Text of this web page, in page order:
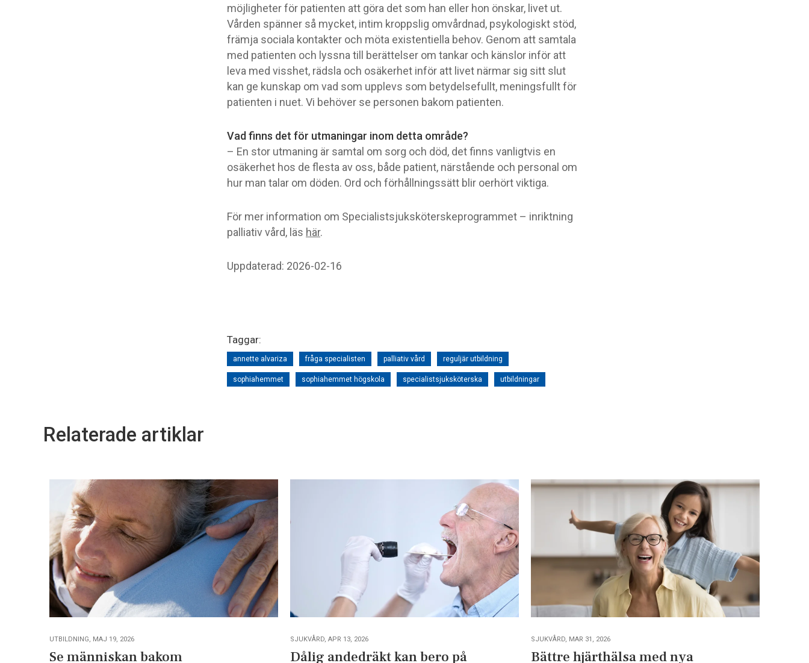
möjligheter för patienten att göra det som han eller hon önskar, livet ut.
Vården spänner så mycket, intim kroppslig omvårdnad, psykologiskt stöd,
främja sociala kontakter och möta existentiella behov. Genom att samtala
med patienten och lyssna till berättelser om tankar och känslor inför att
leva med visshet, rädsla och osäkerhet inför att livet närmar sig sitt slut
kan ge kunskap om vad som upplevs som betydelsefullt, meningsfullt för
patienten i nuet. Vi behöver se personen bakom patienten.
Vad finns det för utmaningar inom detta område?
– En stor utmaning är samtal om sorg och död, det finns vanligtvis en
osäkerhet hos de flesta av oss, både patient, närstående och personal om
hur man talar om döden. Ord och förhållningssätt blir oerhört viktiga.
För mer information om Specialistsjuksköterskeprogrammet – inriktning
palliativ vård, läs här.
Uppdaterad: 2026-02-16
Taggar:
annette alvariza fråga specialisten palliativ vård reguljär utbildning
sophiahemmet sophiahemmet högskola specialistsjuksköterska utbildningar
Relaterade artiklar
UTBILDNING, MAJ 19, 2026
Se människan bakom
SJUKVÅRD, APR 13, 2026
Dålig andedräkt kan bero på
SJUKVÅRD, MAR 31, 2026
Bättre hjärthälsa med nya